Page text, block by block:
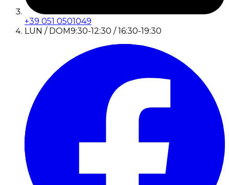
+39 051 0501049
LUN / DOM9:30-12:30 / 16:30-19:30